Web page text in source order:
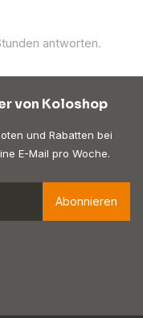
antworten.
von Koloshop
und Rabatten bei
E-Mail pro Woche.
Abonnieren